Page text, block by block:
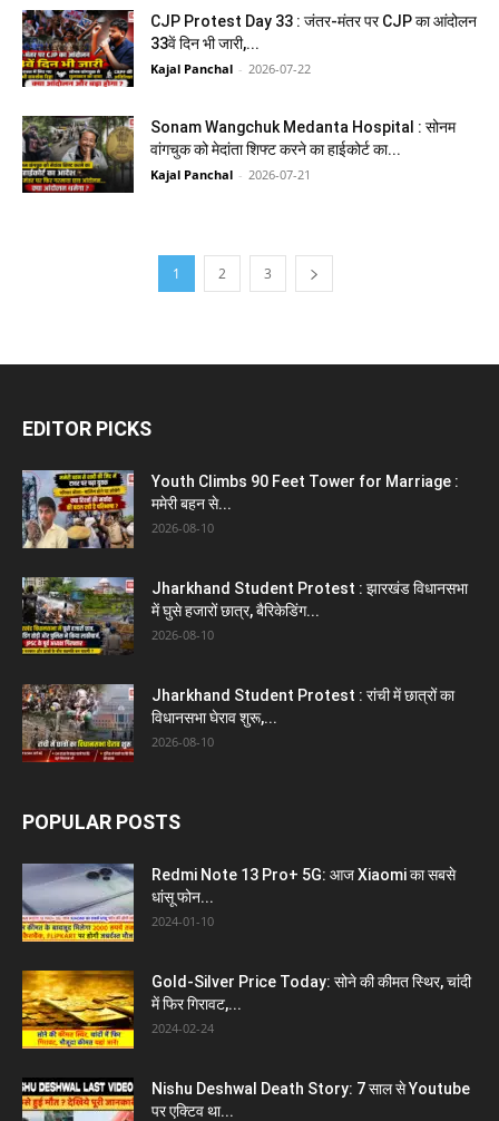
CJP Protest Day 33 : जंतर-मंतर पर CJP का आंदोलन
33वें दिन भी जारी,...
Kajal Panchal - 2026-07-22
Sonam Wangchuk Medanta Hospital : सोनम
वांगचुक को मेदांता शिफ्ट करने का हाईकोर्ट का...
Kajal Panchal - 2026-07-21
1 2 3
EDITOR PICKS
Youth Climbs 90 Feet Tower for Marriage :
ममेरी बहन से...
2026-08-10
Jharkhand Student Protest : झारखंड विधानसभा
में घुसे हजारों छात्र, बैरिकेडिंग...
2026-08-10
Jharkhand Student Protest : रांची में छात्रों का
विधानसभा घेराव शुरू,...
2026-08-10
POPULAR POSTS
Redmi Note 13 Pro+ 5G: आज Xiaomi का सबसे
धांसू फोन...
2024-01-10
Gold-Silver Price Today: सोने की कीमत स्थिर, चांदी
में फिर गिरावट,...
2024-02-24
Nishu Deshwal Death Story: 7 साल से Youtube
पर एक्टिव था...